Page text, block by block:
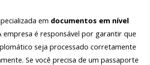
em documentos em nível
empresa é responsável por garantir que
seja processado corretamente
Se você precisa de um passaporte